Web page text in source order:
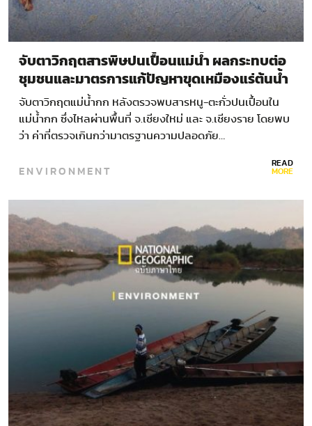
จับตาวิกฤตสารพิษปนเปื้อนแม่น้ำ ผลกระทบต่อ
ชุมชนและมาตรการแก้ปัญหาขุดเหมืองแร่ต้นน้ำ
จับตาวิกฤตแม่น้ำกก หลังตรวจพบสารหนู-ตะกั่วปนเปื้อนใน
แม่น้ำกก ซึ่งไหลผ่านพื้นที่ จ.เชียงใหม่ และ จ.เชียงราย โดยพบ
ว่า ค่าที่ตรวจเกินกว่ามาตรฐานความปลอดภัย…
ENVIRONMENT READ
MORE